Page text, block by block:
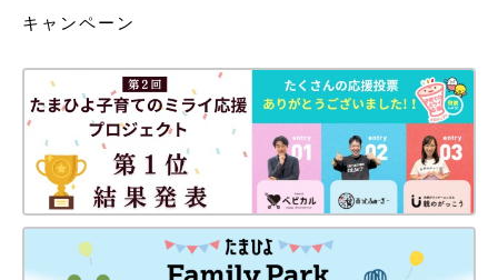
キャンペーン